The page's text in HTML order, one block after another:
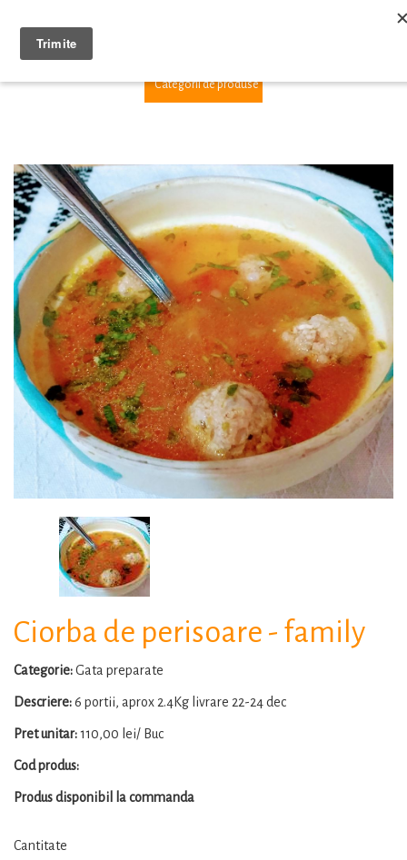
Categorii de produse
Ciorba de perisoare - family
Categorie:Gata preparate
Descriere:6 portii, aprox 2.4Kg livrare 22-24 dec
Pret unitar:110,00 lei/ Buc
Cod produs:
Produs disponibil la commanda
Cantitate